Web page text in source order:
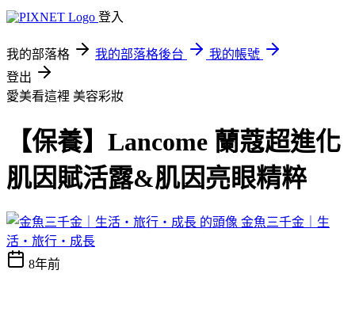
登入
我的部落格 我的部落格後台
我的帳號
登出
愛美看這裡 美容彩妝
【保養】Lancome 蘭蔻超進化
肌因賦活露&肌因亮眼精粹
金魚三千金｜生
活・旅行・成長
8年前